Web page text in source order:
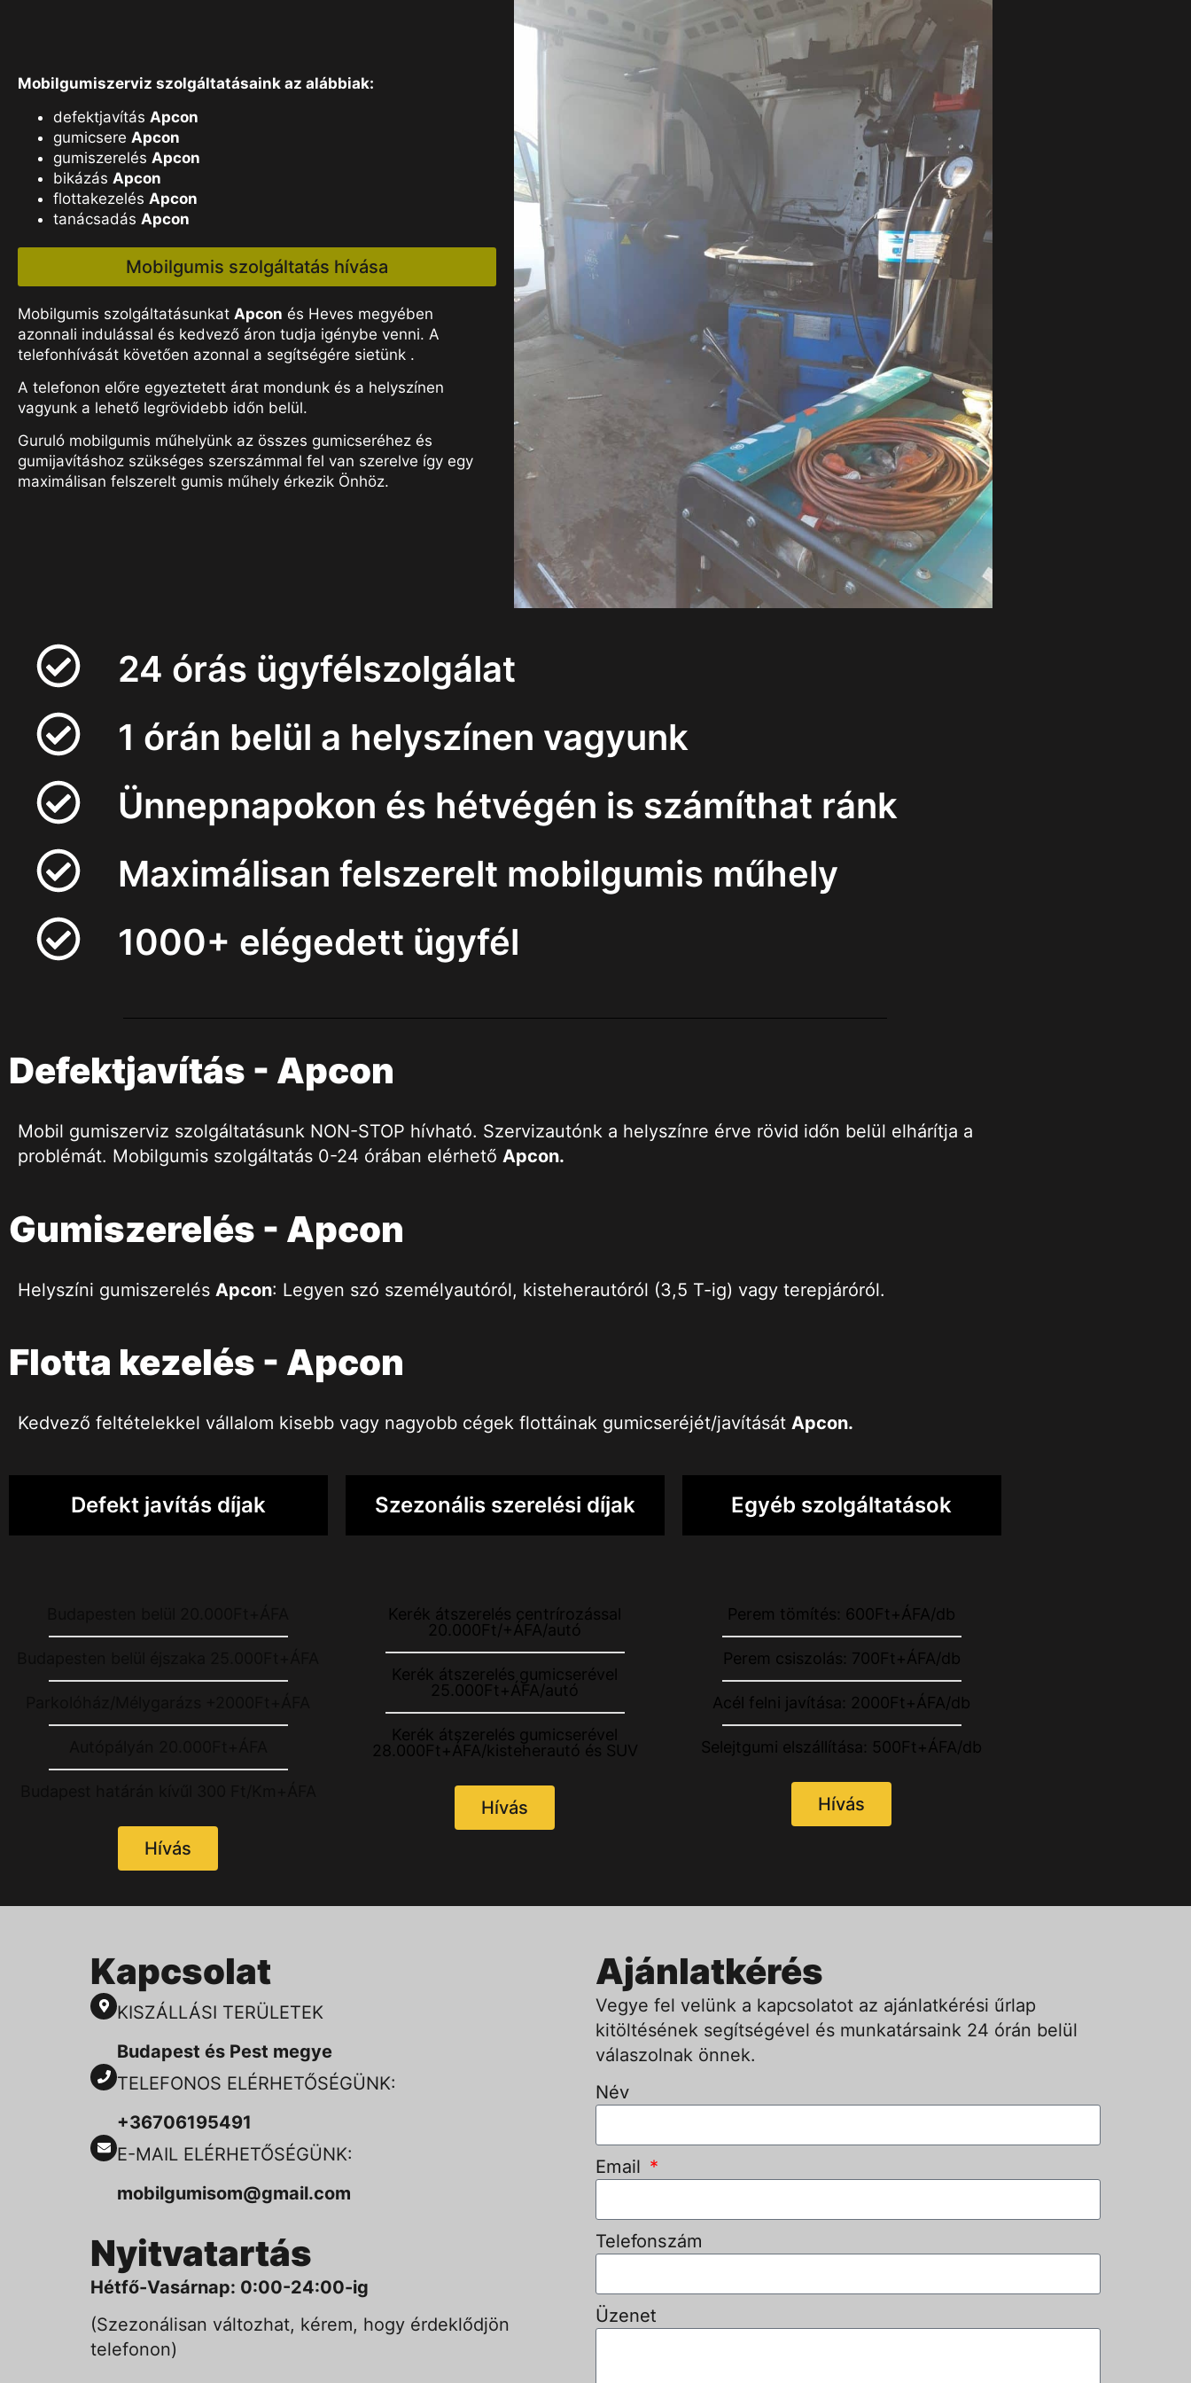
Mobilgumiszerviz szolgáltatásaink az alábbiak:
defektjavítás Apcon
gumicsere Apcon
gumiszerelés Apcon
bikázás Apcon
flottakezelés Apcon
tanácsadás Apcon
Mobilgumis szolgáltatás hívása
Mobilgumis szolgáltatásunkat Apcon és Heves megyében
azonnali indulással és kedvező áron tudja igénybe venni. A
telefonhívását követően azonnal a segítségére sietünk .
A telefonon előre egyeztetett árat mondunk és a helyszínen
vagyunk a lehető legrövidebb időn belül.
Guruló mobilgumis műhelyünk az összes gumicseréhez és
gumijavításhoz szükséges szerszámmal fel van szerelve így egy
maximálisan felszerelt gumis műhely érkezik Önhöz.
24 órás ügyfélszolgálat
1 órán belül a helyszínen vagyunk
Ünnepnapokon és hétvégén is számíthat ránk
Maximálisan felszerelt mobilgumis műhely
1000+ elégedett ügyfél
Defektjavítás - Apcon
Mobil gumiszerviz szolgáltatásunk NON-STOP hívható. Szervizautónk a helyszínre érve rövid időn belül elhárítja a
problémát. Mobilgumis szolgáltatás 0-24 órában elérhető Apcon.
Gumiszerelés - Apcon
Helyszíni gumiszerelés Apcon: Legyen szó személyautóról, kisteherautóról (3,5 T-ig) vagy terepjáróról.
Flotta kezelés - Apcon
Kedvező feltételekkel vállalom kisebb vagy nagyobb cégek flottáinak gumicseréjét/javítását Apcon.
Defekt javítás díjak
Hívás
Szezonális szerelési díjak
Kerék átszerelés centrírozással
20.000Ft/+ÁFA/autó
Kerék átszerelés gumicserével
25.000Ft+ÁFA/autó
Kerék átszerelés gumicserével
28.000Ft+ÁFA/kisteherautó és SUV
Hívás
Egyéb szolgáltatások
Perem tömítés: 600Ft+ÁFA/db
Perem csiszolás: 700Ft+ÁFA/db
Acél felni javítása: 2000Ft+ÁFA/db
Selejtgumi elszállítása: 500Ft+ÁFA/db
Hívás
Kapcsolat
KISZÁLLÁSI TERÜLETEK
Budapest és Pest megye
TELEFONOS ELÉRHETŐSÉGÜNK:
+36706195491
E-MAIL ELÉRHETŐSÉGÜNK:
mobilgumisom@gmail.com
Nyitvatartás
Hétfő-Vasárnap: 0:00-24:00-ig
(Szezonálisan változhat, kérem, hogy érdeklődjön
telefonon)
Ajánlatkérés
Vegye fel velünk a kapcsolatot az ajánlatkérési űrlap
kitöltésének segítségével és munkatársaink 24 órán belül
válaszolnak önnek.
Név
Email
Telefonszám
Üzenet